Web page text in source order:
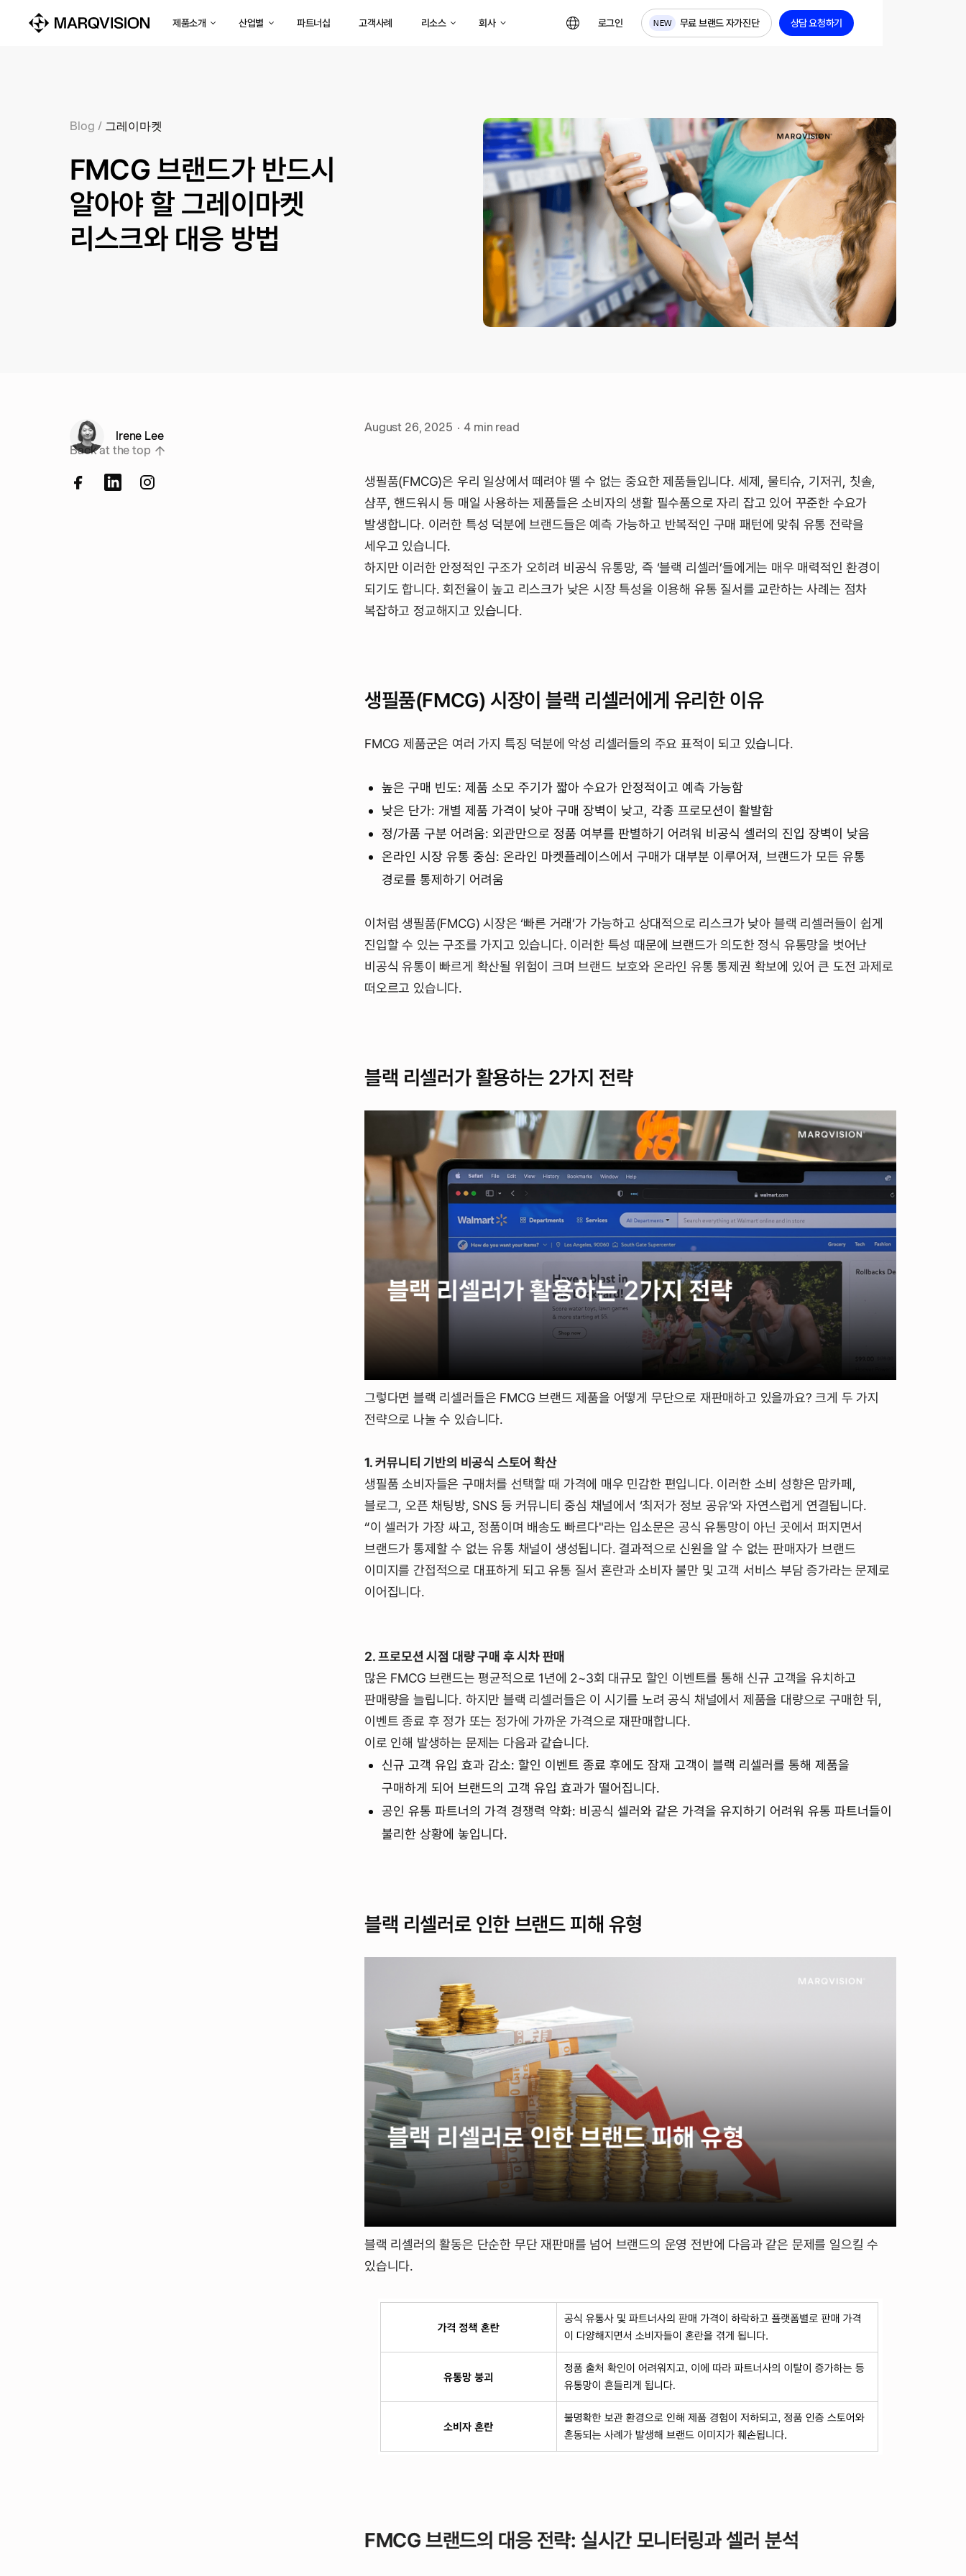
제품소개 산업별 파트너십 고객사례 리소스 회사 로그인 NEW 무료 브랜드 자가진단 상담 요청하기
Blog / 그레이마켓
FMCG 브랜드가 반드시
알아야 할 그레이마켓
리스크와 대응 방법
Irene Lee
August 26, 2025 · 4 min read
생필품(FMCG)은 우리 일상에서 떼려야 뗄 수 없는 중요한 제품들입니다. 세제, 물티슈, 기저귀, 칫솔,
샴푸, 핸드워시 등 매일 사용하는 제품들은 소비자의 생활 필수품으로 자리 잡고 있어 꾸준한 수요가
발생합니다. 이러한 특성 덕분에 브랜드들은 예측 가능하고 반복적인 구매 패턴에 맞춰 유통 전략을
세우고 있습니다.
하지만 이러한 안정적인 구조가 오히려 비공식 유통망, 즉 ‘블랙 리셀러’들에게는 매우 매력적인 환경이
되기도 합니다. 회전율이 높고 리스크가 낮은 시장 특성을 이용해 유통 질서를 교란하는 사례는 점차
복잡하고 정교해지고 있습니다.
생필품(FMCG) 시장이 블랙 리셀러에게 유리한 이유
FMCG 제품군은 여러 가지 특징 덕분에 악성 리셀러들의 주요 표적이 되고 있습니다.
높은 구매 빈도: 제품 소모 주기가 짧아 수요가 안정적이고 예측 가능함
낮은 단가: 개별 제품 가격이 낮아 구매 장벽이 낮고, 각종 프로모션이 활발함
정/가품 구분 어려움: 외관만으로 정품 여부를 판별하기 어려워 비공식 셀러의 진입 장벽이 낮음
온라인 시장 유통 중심: 온라인 마켓플레이스에서 구매가 대부분 이루어져, 브랜드가 모든 유통
경로를 통제하기 어려움
이처럼 생필품(FMCG) 시장은 ‘빠른 거래’가 가능하고 상대적으로 리스크가 낮아 블랙 리셀러들이 쉽게
진입할 수 있는 구조를 가지고 있습니다. 이러한 특성 때문에 브랜드가 의도한 정식 유통망을 벗어난
비공식 유통이 빠르게 확산될 위험이 크며 브랜드 보호와 온라인 유통 통제권 확보에 있어 큰 도전 과제로
떠오르고 있습니다.
블랙 리셀러가 활용하는 2가지 전략
그렇다면 블랙 리셀러들은 FMCG 브랜드 제품을 어떻게 무단으로 재판매하고 있을까요? 크게 두 가지
전략으로 나눌 수 있습니다.
1. 커뮤니티 기반의 비공식 스토어 확산
생필품 소비자들은 구매처를 선택할 때 가격에 매우 민감한 편입니다. 이러한 소비 성향은 맘카페,
블로그, 오픈 채팅방, SNS 등 커뮤니티 중심 채널에서 ‘최저가 정보 공유’와 자연스럽게 연결됩니다.
“이 셀러가 가장 싸고, 정품이며 배송도 빠르다"라는 입소문은 공식 유통망이 아닌 곳에서 퍼지면서
브랜드가 통제할 수 없는 유통 채널이 생성됩니다. 결과적으로 신원을 알 수 없는 판매자가 브랜드
이미지를 간접적으로 대표하게 되고 유통 질서 혼란과 소비자 불만 및 고객 서비스 부담 증가라는 문제로
이어집니다.
2. 프로모션 시점 대량 구매 후 시차 판매
많은 FMCG 브랜드는 평균적으로 1년에 2~3회 대규모 할인 이벤트를 통해 신규 고객을 유치하고
판매량을 늘립니다. 하지만 블랙 리셀러들은 이 시기를 노려 공식 채널에서 제품을 대량으로 구매한 뒤,
이벤트 종료 후 정가 또는 정가에 가까운 가격으로 재판매합니다.
이로 인해 발생하는 문제는 다음과 같습니다.
신규 고객 유입 효과 감소: 할인 이벤트 종료 후에도 잠재 고객이 블랙 리셀러를 통해 제품을
구매하게 되어 브랜드의 고객 유입 효과가 떨어집니다.
공인 유통 파트너의 가격 경쟁력 약화: 비공식 셀러와 같은 가격을 유지하기 어려워 유통 파트너들이
불리한 상황에 놓입니다.
블랙 리셀러로 인한 브랜드 피해 유형
블랙 리셀러의 활동은 단순한 무단 재판매를 넘어 브랜드의 운영 전반에 다음과 같은 문제를 일으킬 수
있습니다.
FMCG 브랜드의 대응 전략: 실시간 모니터링과 셀러 분석
Back at the top